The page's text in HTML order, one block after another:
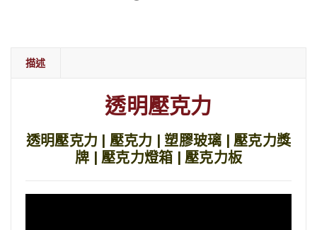
描述
透明壓克力
透明壓克力 | 壓克力 | 塑膠玻璃 | 壓克力獎
牌 | 壓克力燈箱 | 壓克力板